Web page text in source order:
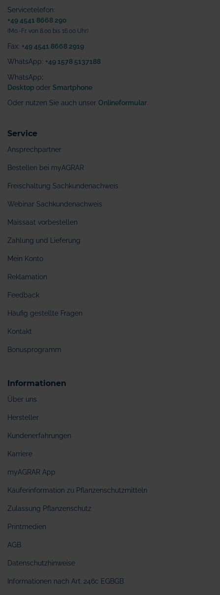
Servicetelefon:
+49 4541 8668 290
(Mo.-Fr. von 8.00 bis 16.00 Uhr)
Fax: +49 4541 8668 2919
WhatsApp: +49 1578 5137188
WhatsApp:
Desktop oder Smartphone
Oder nutzen Sie auch unser Onlineformular
Service
Ansprechpartner
Bestellen bei myAGRAR
Freischaltung Sachkundenachweis
Webinar Sachkundenachweis
Maissaat vorbestellen
Zahlung und Lieferung
Mein Konto
Reklamation
Feedback
Häufig gestellte Fragen
Kontakt
Bonusprogramm
Informationen
Über uns
Hersteller
Kundenerfahrungen
Karriere
myAGRAR App
Käuferinformation zu Pflanzenschutzmitteln
Zulassung Pflanzenschutz
Printmedien
AGB
Datenschutzhinweise
Informationen nach Art. 246c EGBGB